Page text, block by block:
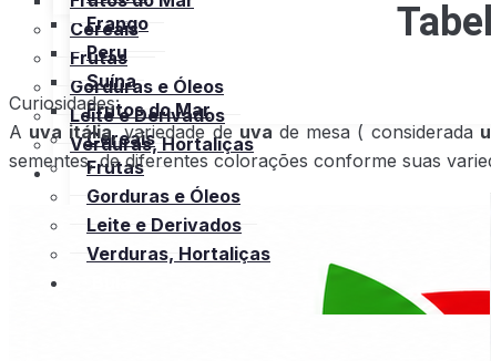
Cereais
Frutas
Gorduras e Óleos
Leite e Derivados
Verduras, Hortaliças
Bula
Frango
Peru
Suína
Frutos do Mar
Cereais
Frutas
Gorduras e Óleos
Leite e Derivados
Verduras, Hortaliças
Curiosidades:
A uva itália, variedade de uva de mesa ( considerada
sementes, de diferentes colorações conforme suas